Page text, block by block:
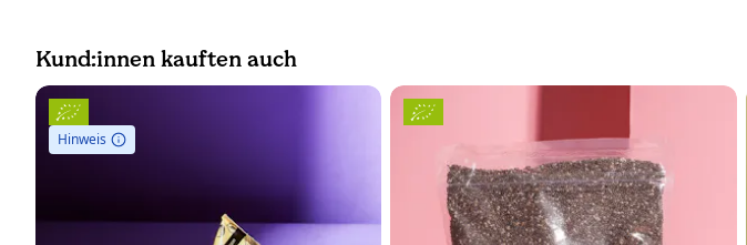
Kund:innen kauften auch
Hinweis